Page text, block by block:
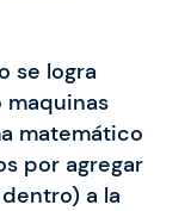
se logra
matemático
por agregar
a la